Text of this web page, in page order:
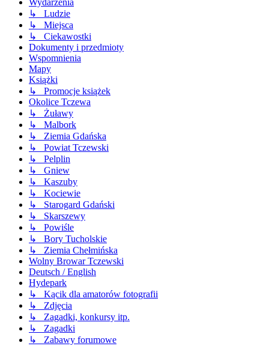
Wydarzenia
↳ Ludzie
↳ Miejsca
↳ Ciekawostki
Dokumenty i przedmioty
Wspomnienia
Mapy
Książki
↳ Promocje książek
Okolice Tczewa
↳ Żuławy
↳ Malbork
↳ Ziemia Gdańska
↳ Powiat Tczewski
↳ Pelplin
↳ Gniew
↳ Kaszuby
↳ Kociewie
↳ Starogard Gdański
↳ Skarszewy
↳ Powiśle
↳ Bory Tucholskie
↳ Ziemia Chełmińska
Wolny Browar Tczewski
Deutsch / English
Hydepark
↳ Kącik dla amatorów fotografii
↳ Zdjęcia
↳ Zagadki, konkursy itp.
↳ Zagadki
↳ Zabawy forumowe